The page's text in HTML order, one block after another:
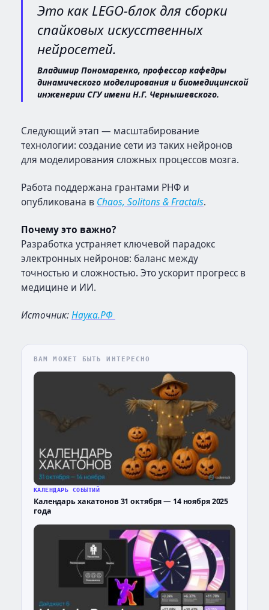
Это как LEGO-блок для сборки
спайковых искусственных
нейросетей.
Владимир Пономаренко, профессор кафедры
динамического моделирования и биомедицинской
инженерии СГУ имени Н.Г. Чернышевского.
Следующий этап — масштабирование
технологии: создание сети из таких нейронов
для моделирования сложных процессов мозга.
Работа поддержана грантами РНФ и
опубликована в Chaos, Solitons & Fractals.
Почему это важно?
Разработка устраняет ключевой парадокс
электронных нейронов: баланс между
точностью и сложностью. Это ускорит прогресс в
медицине и ИИ.
Источник:Наука.РФ
ВАМ МОЖЕТ БЫТЬ ИНТЕРЕСНО
КАЛЕНДАРЬ СОБЫТИЙ
Календарь хакатонов 31 октября — 14 ноября 2025
года